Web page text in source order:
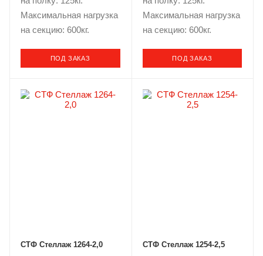
Максимальная нагрузка
на секцию: 600кг.
ПОД ЗАКАЗ
Максимальная нагрузка
на секцию: 600кг.
ПОД ЗАКАЗ
СТФ Стеллаж 1264-2,0 СТФ Стеллаж 1254-2,5